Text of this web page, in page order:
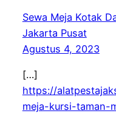
Sewa Meja Kotak
Jakarta Pusat
Agustus 4, 2023
[…]
https://
meja-kursi-taman-